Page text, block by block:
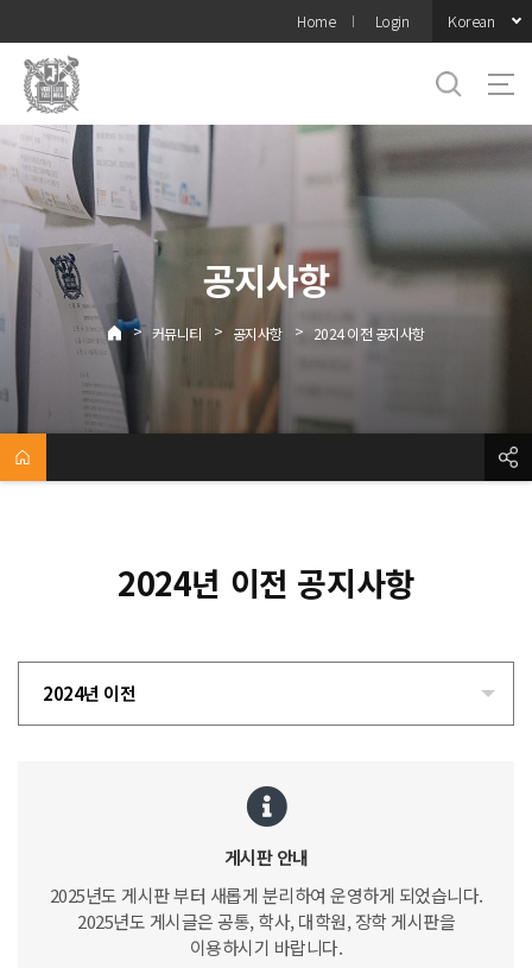
메뉴
Home Login Korean
공지사항
> 커뮤니티 > 공지사항 > 2024 이전 공지사항
2024년 이전 공지사항
2024년 이전
게시판 안내
2025년도 게시판 부터 새롭게 분리하여 운영하게 되었습니다.
2025년도 게시글은 공통, 학사, 대학원, 장학 게시판을
이용하시기 바랍니다.